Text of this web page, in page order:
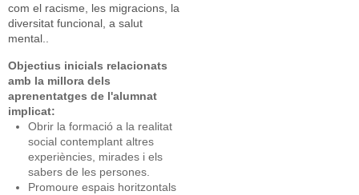
com el racisme, les migracions, la
diversitat funcional, a salut
mental..
Objectius inicials relacionats
amb la millora dels
aprenentatges de l'alumnat
implicat:
Obrir la formació a la realitat
social contemplant altres
experiències, mirades i els
sabers de les persones.
Promoure espais horitzontals